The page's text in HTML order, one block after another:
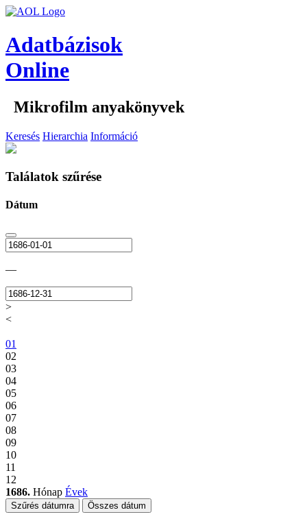
Adatbázisok
Online
Mikrofilm anyakönyvek
Keresés Hierarchia Információ
Találatok szűrése
Dátum
—
>
<
01
02
03
04
05
06
07
08
09
10
11
12
1686. Hónap Évek
Szűrés dátumra Összes dátum